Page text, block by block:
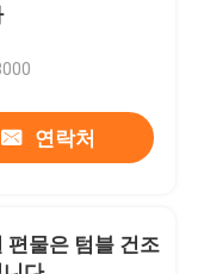
연락처
편물은 텀블 건조